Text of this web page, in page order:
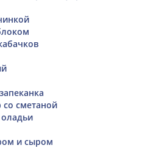
сметаной
и сыром